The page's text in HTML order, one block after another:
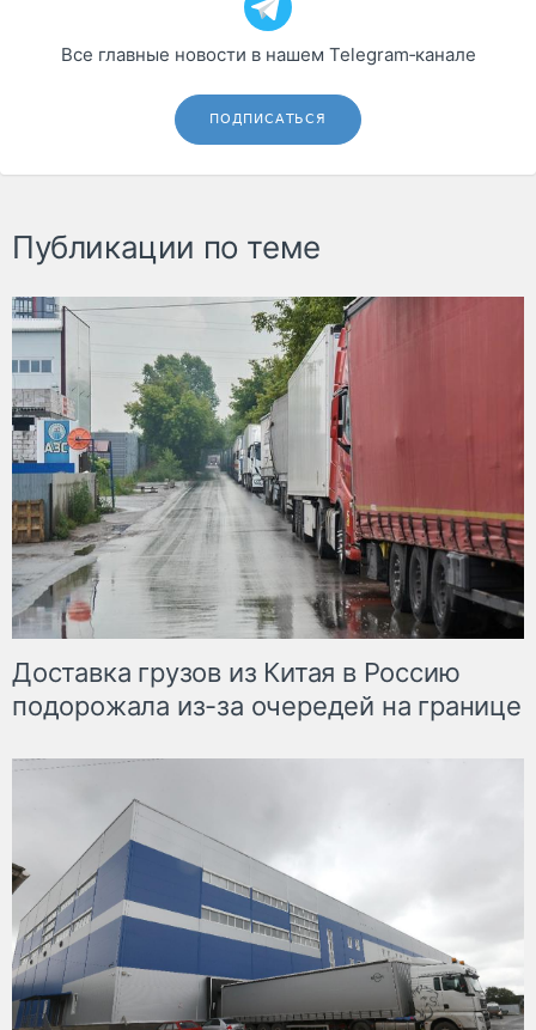
Все главные новости в нашем Telegram‑канале
ПОДПИСАТЬСЯ
Публикации по теме
Доставка грузов из Китая в Россию
подорожала из-за очередей на границе